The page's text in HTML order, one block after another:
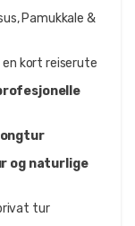
Pamukkale &
kort reiserute
og naturlige
tur